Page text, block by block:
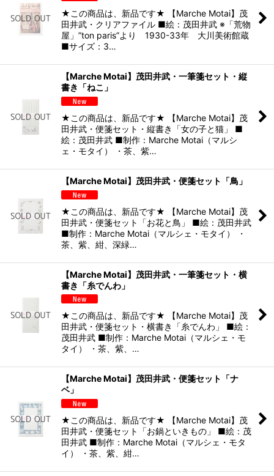
★この商品は、新品です★ 【Marche Motai】茂
田井武・クリアファイル ■絵：茂田井武 ※「荒物
屋」”ton paris”より 1930-33年 大川美術館蔵
■サイズ：3…
【Marche Motai】茂田井武・一筆箋セット・縦
書き「ねこ」
★この商品は、新品です★ 【Marche Motai】茂
田井武・便箋セット・縦書き「女の子と猫」 ■
絵：茂田井武 ■制作：Marche Motai（マルシ
ェ・モタイ） ・茶、紫…
【Marche Motai】茂田井武・便箋セット「鳥」
★この商品は、新品です★ 【Marche Motai】茂
田井武・便箋セット「お花と鳥」 ■絵：茂田井武
■制作：Marche Motai（マルシェ・モタイ） ・
茶、紫、紺、深緑…
【Marche Motai】茂田井武・一筆箋セット・横
書き「糸でんわ」
★この商品は、新品です★ 【Marche Motai】茂
田井武・便箋セット・横書き「糸でんわ」 ■絵：
茂田井武 ■制作：Marche Motai（マルシェ・モ
タイ） ・茶、紫、…
【Marche Motai】茂田井武・便箋セット「ナ
ベ」
★この商品は、新品です★ 【Marche Motai】茂
田井武・便箋セット「お鍋といきもの」 ■絵：茂
田井武 ■制作：Marche Motai（マルシェ・モタ
イ） ・茶、紫、紺…